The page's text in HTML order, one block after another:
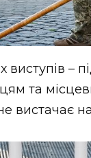
виступів –
та
вистачає